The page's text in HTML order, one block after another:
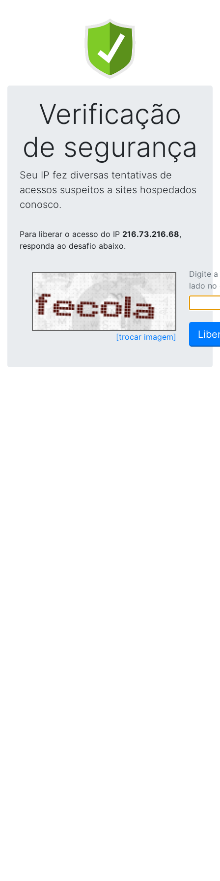
Verificação
de segurança
Seu IP fez diversas tentativas de
acessos suspeitos a sites hospedados
conosco.
Para liberar o acesso do IP 216.73.216.68,
responda ao desafio abaixo.
[trocar imagem]
Digite
lado no